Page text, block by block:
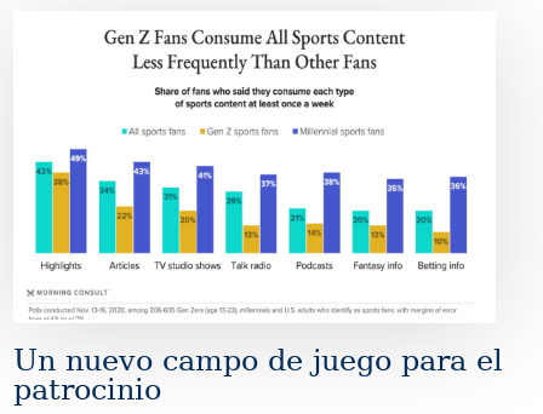
Un nuevo campo de juego para el
patrocinio